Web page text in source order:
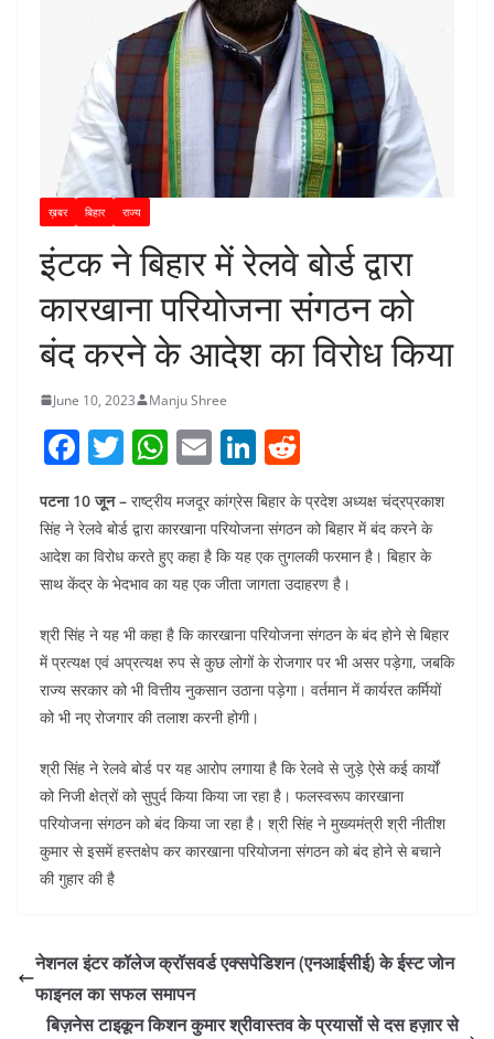
ख़बर बिहार राज्य
इंटक ने बिहार में रेलवे बोर्ड द्वारा
कारखाना परियोजना संगठन को
बंद करने के आदेश का विरोध किया
June 10, 2023 Manju Shree
F
c
e
b
o
o
k
T
itt
er
W
at
s
A
p
p
E
m
ai
l
Li
n
k
e
dI
n
d
di
t
पटना 10 जून – राष्ट्रीय मजदूर कांग्रेस बिहार के प्रदेश अध्यक्ष चंद्रप्रकाश
सिंह ने रेलवे बोर्ड द्वारा कारखाना परियोजना संगठन को बिहार में बंद करने के
आदेश का विरोध करते हुए कहा है कि यह एक तुगलकी फरमान है। बिहार के
साथ केंद्र के भेदभाव का यह एक जीता जागता उदाहरण है।
श्री सिंह ने यह भी कहा है कि कारखाना परियोजना संगठन के बंद होने से बिहार
में प्रत्यक्ष एवं अप्रत्यक्ष रुप से कुछ लोगों के रोजगार पर भी असर पड़ेगा, जबकि
राज्य सरकार को भी वित्तीय नुकसान उठाना पड़ेगा। वर्तमान में कार्यरत कर्मियों
को भी नए रोजगार की तलाश करनी होगी।
श्री सिंह ने रेलवे बोर्ड पर यह आरोप लगाया है कि रेलवे से जुड़े ऐसे कई कार्यों
को निजी क्षेत्रों को सुपुर्द किया किया जा रहा है। फलस्वरूप कारखाना
परियोजना संगठन को बंद किया जा रहा है। श्री सिंह ने मुख्यमंत्री श्री नीतीश
कुमार से इसमें हस्तक्षेप कर कारखाना परियोजना संगठन को बंद होने से बचाने
की गुहार की है
नेशनल इंटर कॉलेज क्रॉसवर्ड एक्सपेडिशन (एनआईसीई) के ईस्ट जोन
फाइनल का सफल समापन
बिज़नेस टाइकून किशन कुमार श्रीवास्तव के प्रयासों से दस हज़ार से